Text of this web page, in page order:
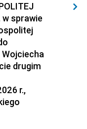
w sprawie
drugim
r.,